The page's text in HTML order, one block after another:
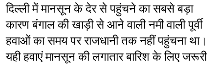
दिल्ली में मानसून के देर से पहुंचने का सबसे बड़ा
कारण बंगाल की खाड़ी से आने वाली नमी वाली पूर्वी
हवाओं का समय पर राजधानी तक नहीं पहुंचना था।
यही हवाएं मानसून की लगातार बारिश के लिए जरूरी